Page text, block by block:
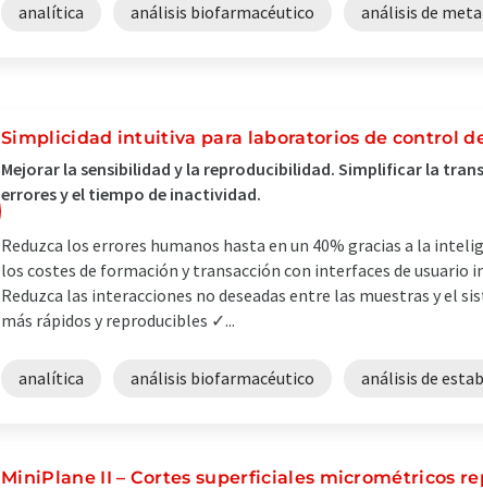
analítica análisis biofarmacéutico análisis de
Simplicidad intuitiva para laboratorios de control
Mejorar la sensibilidad y la reproducibilidad. Simplificar la
errores y el tiempo de inactividad.
Reduzca los errores humanos hasta en un 40% gracias a la
los costes de formación y transacción con interfaces de usuario
Reduzca las interacciones no deseadas entre las muestras y el
más rápidos y reproducibles ✓...
analítica análisis biofarmacéutico análisis de
MiniPlane II – Cortes superficiales micrométricos